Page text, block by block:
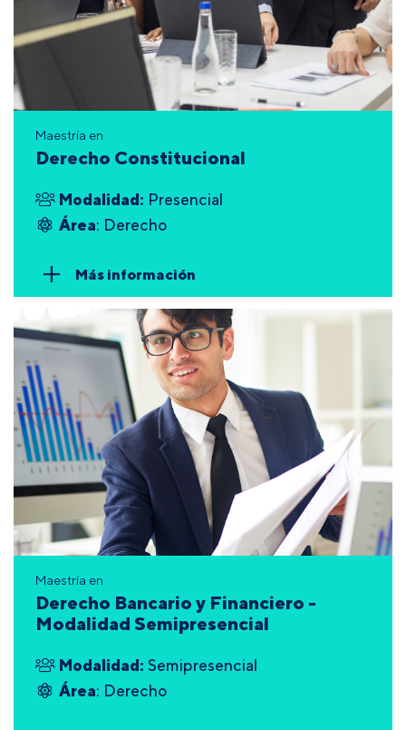
Maestría en
Derecho Constitucional
Modalidad: Presencial
Área: Derecho
Más información
Maestría en
Derecho Bancario y Financiero -
Modalidad Semipresencial
Modalidad: Semipresencial
Área: Derecho